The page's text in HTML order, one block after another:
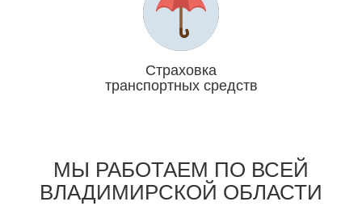
Страховка
транспортных средств
МЫ РАБОТАЕМ ПО ВСЕЙ
ВЛАДИМИРСКОЙ ОБЛАСТИ